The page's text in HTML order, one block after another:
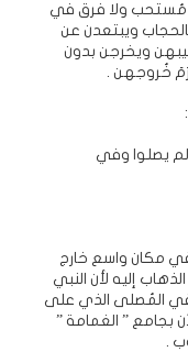
مُستحب ولا فرق في
ويبتعدن عن
ويخرجن بدون
خُروجهن .
لم يصلوا وفي
في مكان واسع خارج
إليه لأن النبي
في المُصلى الذي على
بجامع ” الغمامة ”
.